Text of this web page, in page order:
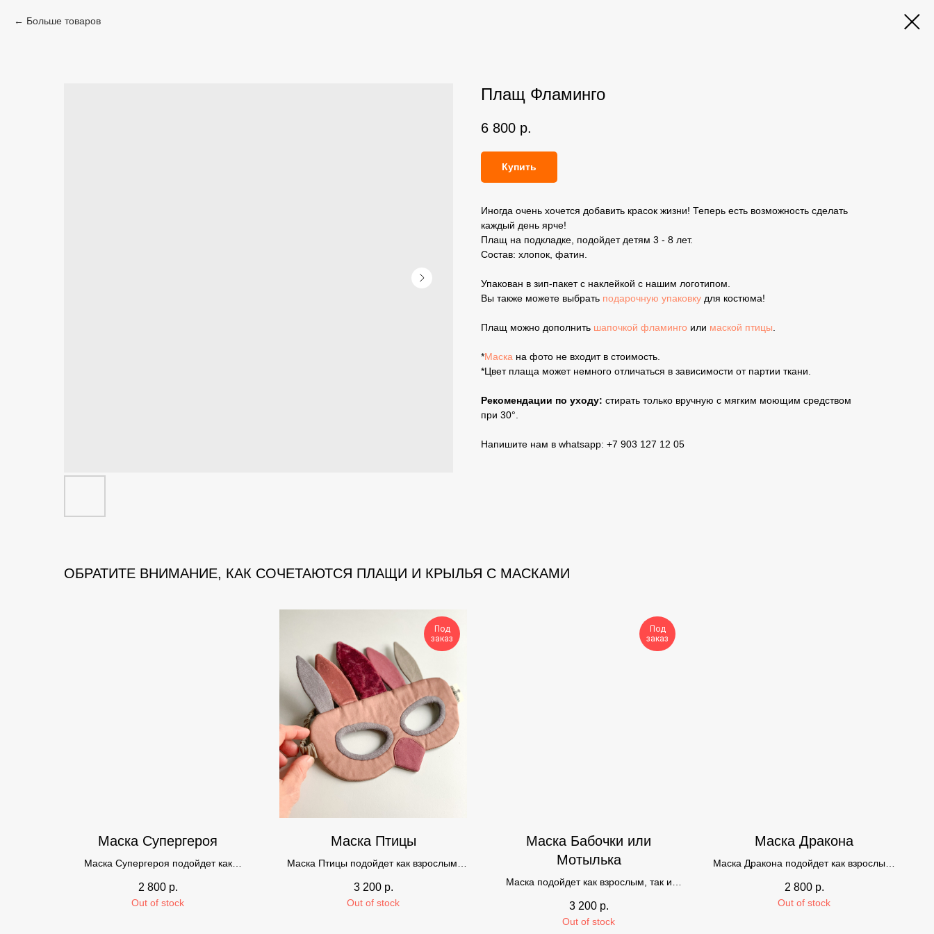
Больше товаров
Плащ Фламинго
6 800 р.
Купить
Иногда очень хочется добавить красок жизни! Теперь есть возможность сделать
каждый день ярче!
Плащ на подкладке, подойдет детям 3 - 8 лет.
Состав: хлопок, фатин.
Упакован в зип-пакет с наклейкой с нашим логотипом.
Вы также можете выбрать подарочную упаковку для костюма!
Плащ можно дополнить шапочкой фламинго или маской птицы.
*Маска на фото не входит в стоимость.
*Цвет плаща может немного отличаться в зависимости от партии ткани.
Рекомендации по уходу: стирать только вручную с мягким моющим средством
при 30°.
Напишите нам в whatsapp: +7 903 127 12 05
ОБРАТИТЕ ВНИМАНИЕ, КАК СОЧЕТАЮТСЯ ПЛАЩИ И КРЫЛЬЯ С МАСКАМИ
Маска Супергероя
Маска Супергероя подойдет как
2 800 р.
Out of stock
Под
заказ
Маска Птицы
Маска Птицы подойдет как взрослым,
3 200 р.
Out of stock
Под
заказ
Маска Бабочки или
Мотылька
Маска подойдет как взрослым, так и
3 200 р.
Out of stock
Маска Дракона
Маска Дракона подойдет как взрослым,
2 800 р.
Out of stock